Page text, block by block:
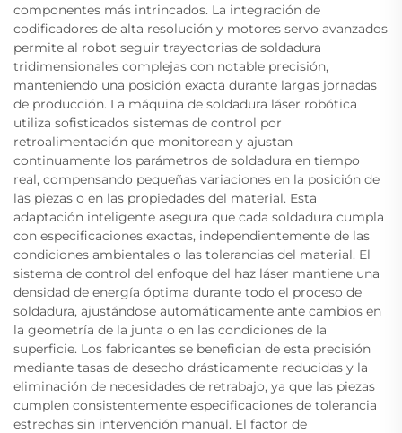
componentes más intrincados. La integración de
codificadores de alta resolución y motores servo avanzados
permite al robot seguir trayectorias de soldadura
tridimensionales complejas con notable precisión,
manteniendo una posición exacta durante largas jornadas
de producción. La máquina de soldadura láser robótica
utiliza sofisticados sistemas de control por
retroalimentación que monitorean y ajustan
continuamente los parámetros de soldadura en tiempo
real, compensando pequeñas variaciones en la posición de
las piezas o en las propiedades del material. Esta
adaptación inteligente asegura que cada soldadura cumpla
con especificaciones exactas, independientemente de las
condiciones ambientales o las tolerancias del material. El
sistema de control del enfoque del haz láser mantiene una
densidad de energía óptima durante todo el proceso de
soldadura, ajustándose automáticamente ante cambios en
la geometría de la junta o en las condiciones de la
superficie. Los fabricantes se benefician de esta precisión
mediante tasas de desecho drásticamente reducidas y la
eliminación de necesidades de retrabajo, ya que las piezas
cumplen consistentemente especificaciones de tolerancia
estrechas sin intervención manual. El factor de